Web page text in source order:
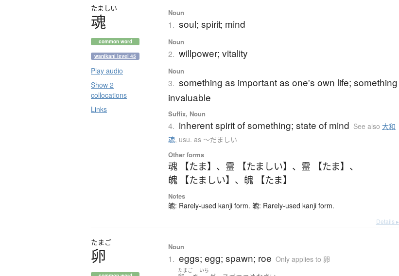
たましい
魂
common word
wanikani level 45
Play audio
Show 2
collocations
Links
Noun
1. soul; spirit; mind
Noun
2. willpower; vitality
Noun
3. something as important as one's own life; something
invaluable
Suffix, Noun
4. inherent spirit of something; state of mind See also大和
魂, usu. as ～だましい
Other forms
魂 【たま】 、 霊 【たましい】 、 霊 【たま】 、
魄 【たましい】 、 魄 【たま】
Notes
魄: Rarely-used kanji form. 魄: Rarely-used kanji form.
Details ▸
たまご
卵 Noun
1. eggs; egg; spawn; roe Only applies to 卵
たまご いち